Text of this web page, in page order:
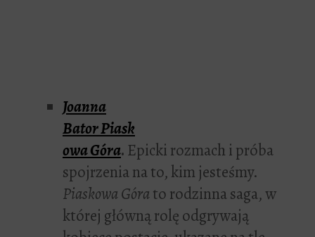
Joanna
BatorPiask
owa Góra.Epicki rozmach i próba
spojrzenia na to, kim jesteśmy.
Piaskowa Górato rodzinna saga, w
której główną rolę odgrywają